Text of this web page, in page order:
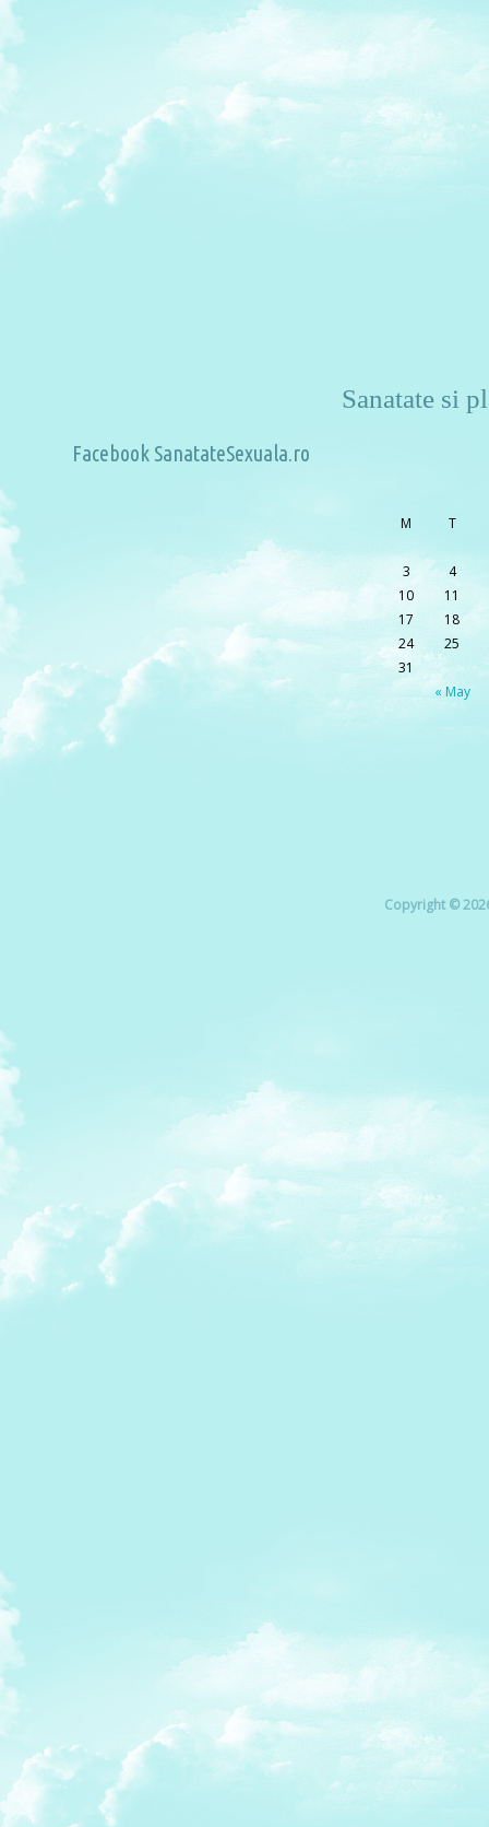
Sanatate si
Facebook SanatateSexuala.ro
M T
« May
3
4
10
11
17
18
24
25
31
Copyright ©